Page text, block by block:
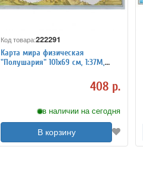
Код товара:222291
Карта мира физическая
"Полушария" 101х69 см, 1:37М,
408 р.
в наличии на сегодня
В корзину